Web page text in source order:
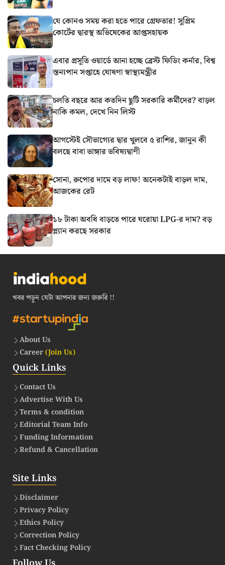
যে কোনও সময় করা হতে পারে গ্রেফতার! সুপ্রিম
কোর্টের দ্বারস্থ অভিষেকের আপ্তসহায়ক
এবার প্রসূতি ওয়ার্ডে আনা হচ্ছে ব্রেস্ট ফিডিং কর্নার, বিশ্ব
স্তন্যপান সপ্তাহে ঘোষণা স্বাস্থ্যমন্ত্রীর
চলতি বছরে আর কতদিন ছুটি সরকারি কর্মীদের? বাড়ল
নাকি কমল, দেখে নিন লিস্ট
আগস্টেই সৌভাগ্যের দ্বার খুলবে ৫ রাশির, জানুন কী
বলছে বাবা ভাঙ্গার ভবিষ্যদ্বাণী
সোনা, রুপোর দামে বড় লাফ! অনেকটাই বাড়ল দাম,
আজকের রেট
১৮ টাকা অবধি বাড়তে পারে ঘরোয়া LPG-র দাম? বড়
প্ল্যান করছে সরকার
খবর পড়ুন যেটা আপনার জন্য জরুরি !!
About Us
Career(Join Us)
Quick Links
Contact Us
Advertise With Us
Terms & condition
Editorial Team Info
Funding Information
Refund & Cancellation
Site Links
Disclaimer
Privacy Policy
Ethics Policy
Correction Policy
Fact Checking Policy